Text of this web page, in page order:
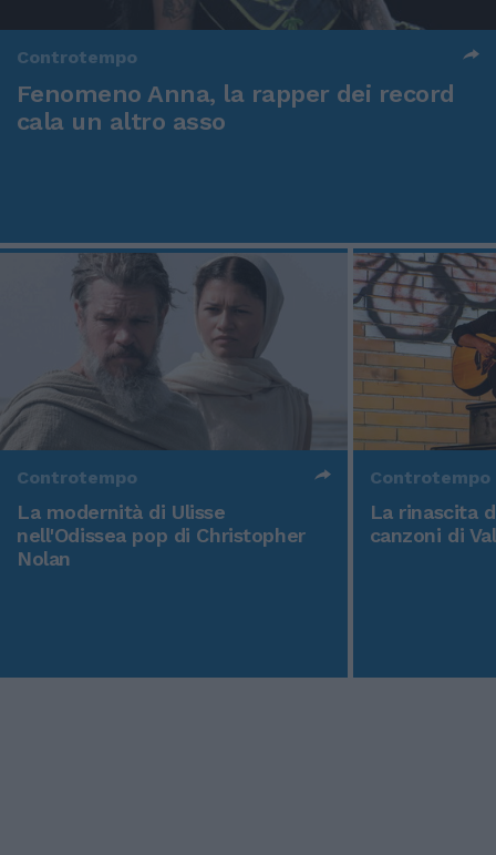
Controtempo
Fenomeno Anna, la rapper dei record
cala un altro asso
Controtempo
La modernità di Ulisse
nell'Odissea pop di Christopher
Nolan
Controtempo
La rinascita
canzoni di